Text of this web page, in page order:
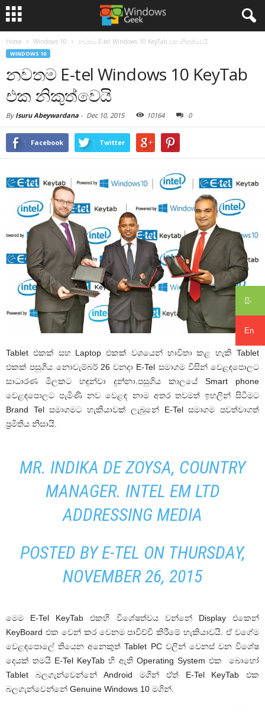
සිං
En
Home Windows 10 නවතම E-tel Windows 10 KeyTab එක නිකුත්වෙයි
WINDOWS 10
නවතම E-tel Windows 10 KeyTab
එක නිකුත්වෙයි
By Isuru Abeywardana - Dec 10, 2015 10164 0
Facebook Twitter
Tablet එකක් සහ Laptop එකක් වශයෙන් භාවිතා කළ හැකි Tablet
එකක් පසුගිය නොවැම්බර් 26 වනදා E-Tel සමාගම විසින් වෙළඳපොලට
සාධාරණ මිලකට හඳුන්වා දුන්නා.පසුගිය කාලයේ Smart phone
වෙළඳපොලට පැමිණි නව වෙළඳ නාම අතර තවමත් ඉහලින් සිටීමට
Brand Tel සමාගමට හැකියාවක් ලැබුනේ E-Tel සමාගම පවත්වාගත්
ප්‍රමිතිය නිසායි.
MR. INDIKA DE ZOYSA, COUNTRY
MANAGER. INTEL EM LTD
ADDRESSING MEDIA
POSTED BY E-TEL ON THURSDAY,
NOVEMBER 26, 2015
මෙම E-Tel KeyTab එකහි විශේෂත්වය වන්නේ Display එකෙන්
KeyBoard එක වෙන් කර වෙනම පාවිච්චි කිරීමේ හැකියාවයි. ඒ වගේම
වෙළඳපොලේ තියෙන අනෙකුත් Tablet PC වලින් වෙනස් වන විශේෂ
දෙයක් තමයි E-Tel KeyTab හි ඇති Operating System එක බොහෝ
Tablet බලගැන්වෙන්නේ Android මගින් ඒත් E-Tel KeyTab එක
බලගැන්වෙන්නේ Genuine Windows 10 මගින්.